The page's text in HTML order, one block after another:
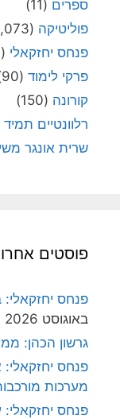
ספרים (11)
פוליטיקה (1,073)
פנחס יחזקאלי (1,986)
פרקי לימוד (90)
קורונה (150)
רלוונטיים תמיד
שרית אונגר
פוסטים
פנחס יחזקאלי:
באוגוסט 2026
גרשון הכהן:
פנחס
מערכות
פנחס יחזקאלי: